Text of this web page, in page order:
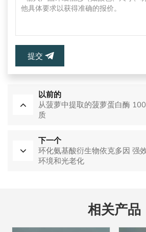
提交
以前的
从菠萝中提取的菠萝蛋白酶
质
下一个
环化氨基酸衍生物依克多因 强
环境和光老化
相关产品